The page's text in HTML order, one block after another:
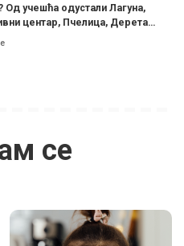
Од учешћа одустали Лагуна,
центар, Пчелица, Дерета…
се